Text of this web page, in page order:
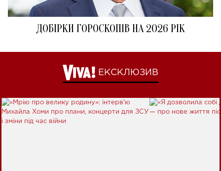
ДОБІРКИ ГОРОСКОПІВ НА 2026 РІК
ЕКСКЛЮЗИВ